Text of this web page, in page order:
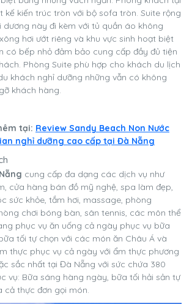
kế kiến trúc tròn với bộ sofa tròn. Suite rộng
này đi kèm với tủ quần áo không
hơi ướt riêng và khu vực sinh hoạt biệt
có bếp nhỏ đảm bảo cung cấp đầy đủ tiện
Phòng Suite phù hợp cho khách du lịch
khách nghỉ dưỡng những vẫn có không
khách hàng.
tại: Review Sandy Beach Non Nước
nghỉ dưỡng cao cấp tại Đà Nẵng
cung cấp đa dạng các dịch vụ như
cửa hàng bán đồ mỹ nghệ, spa làm đẹp,
sức khỏe, tắm hơi, massage, phòng
chơi bóng bàn, sân tennis, các môn thể
phục vụ ăn uống cả ngày phục vụ bữa
tối tự chọn với các món ăn Châu Á và
thực phục vụ cả ngày với ẩm thực phương
sắc nhất tại Đà Nẵng với sức chứa 380
vụ: Bữa sáng hàng ngày, bữa tối hải sản tự
cả thực đơn gọi món.